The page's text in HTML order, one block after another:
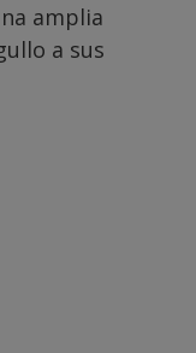
amplia
a sus